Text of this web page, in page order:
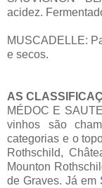
acidez.
MUSCADELLE:
e secos.
AS
MÉDOC E
vinhos são
categorias e o
Rothschild,
Mounton
de Graves. Já em